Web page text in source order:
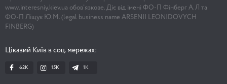
www.interesniy.kiev.ua обов'язкове. Діє від імені ФО-П Фінберг А.Л та
ФО-П Ліщук Ю.М. (legal business name ARSENII LEONIDOVYCH
FINBERG)
Цікавий Київ в соц. мережах:
62K 15K 1К